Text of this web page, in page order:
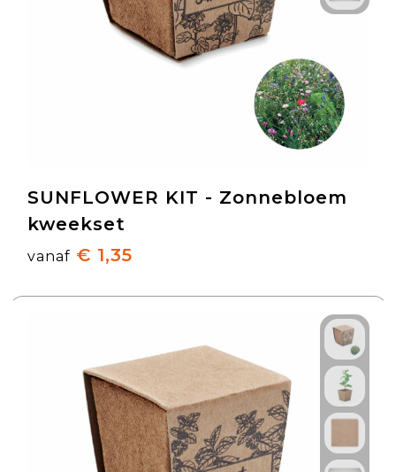
SUNFLOWER KIT - Zonnebloem
kweekset
vanaf € 1,35